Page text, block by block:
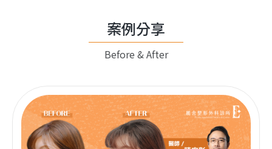
案例分享
Before & After